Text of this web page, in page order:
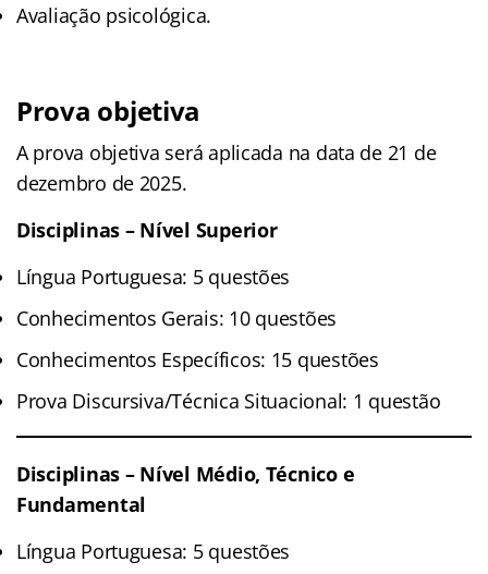
Avaliação psicológica.
Prova objetiva
A prova objetiva será aplicada na data de 21 de
dezembro de 2025.
Disciplinas – Nível Superior
Língua Portuguesa: 5 questões
Conhecimentos Gerais: 10 questões
Conhecimentos Específicos: 15 questões
Prova Discursiva/Técnica Situacional: 1 questão
Disciplinas – Nível Médio, Técnico e
Fundamental
Língua Portuguesa: 5 questões